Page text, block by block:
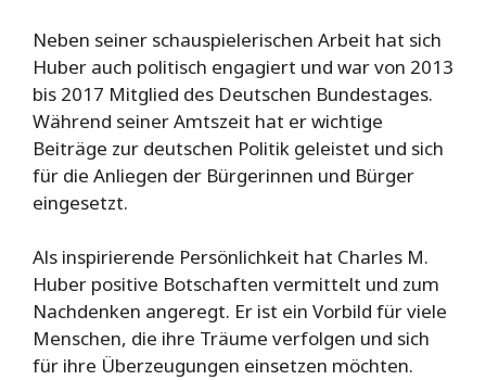
Neben seiner schauspielerischen Arbeit hat sich
Huber auch politisch engagiert und war von 2013
bis 2017 Mitglied des Deutschen Bundestages.
Während seiner Amtszeit hat er wichtige
Beiträge zur deutschen Politik geleistet und sich
für die Anliegen der Bürgerinnen und Bürger
eingesetzt.
Als inspirierende Persönlichkeit hat Charles M.
Huber positive Botschaften vermittelt und zum
Nachdenken angeregt. Er ist ein Vorbild für viele
Menschen, die ihre Träume verfolgen und sich
für ihre Überzeugungen einsetzen möchten.